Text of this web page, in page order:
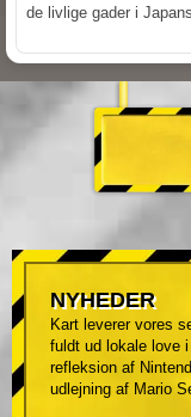
de livlige gader i
NYHEDER
Kart leverer vores
fuldt ud lokale love
refleksion af
udlejning af Mario